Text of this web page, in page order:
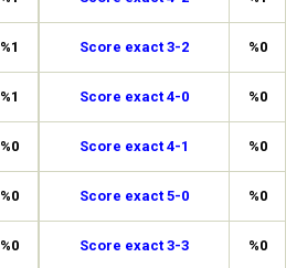
%1
%1
%0
%0
%0
Score exact 3-2 %0
Score exact 4-0 %0
Score exact 4-1 %0
Score exact 5-0 %0
Score exact 3-3 %0